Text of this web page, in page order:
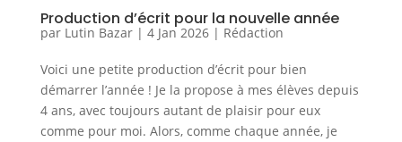
Production d’écrit pour la nouvelle année
par Lutin Bazar| 4 Jan 2026| Rédaction
Voici une petite production d’écrit pour bien
démarrer l’année ! Je la propose à mes élèves depuis
4 ans, avec toujours autant de plaisir pour eux
comme pour moi. Alors, comme chaque année, je